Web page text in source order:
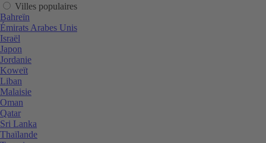
Villes populaires
Bahreïn
Émirats Arabes Unis
Israël
Japon
Jordanie
Koweït
Liban
Malaisie
Oman
Qatar
Sri Lanka
Thaïlande